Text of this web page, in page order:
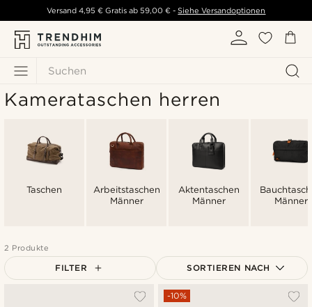
Suchen
Versand 4,95 € Gratis ab 59,00 € - Siehe Versandoptionen
Kamerataschen herren
Taschen
Arbeitstaschen
Männer
Aktentaschen
Männer
Männer
2 Produkte
FILTER SORTIEREN NACH
Am Beliebtesten
-10%